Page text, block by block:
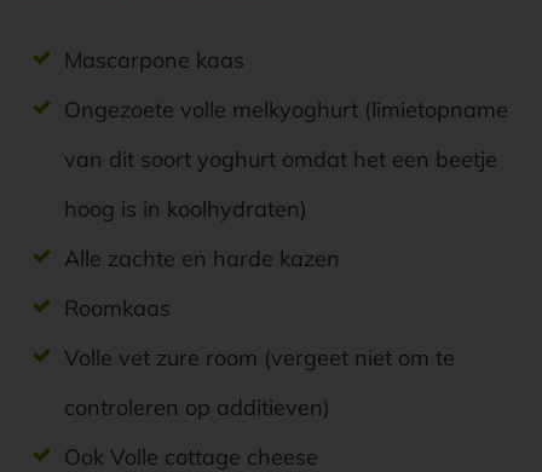
Mascarpone kaas
Ongezoete volle melkyoghurt (limietopname
van dit soort yoghurt omdat het een beetje
hoog is in koolhydraten)
Alle zachte en harde kazen
Roomkaas
Volle vet zure room (vergeet niet om te
controleren op additieven)
Ook Volle cottage cheese